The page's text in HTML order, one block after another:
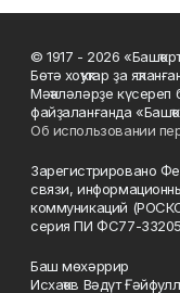
© 1917 - 2026
Бөтә хоҡуҡтар ҙа
Мәҡәләләрҙе күсереп
файҙаланғанда
Об использовании
Зарегистрировано
связи,
коммуникаций
серия ПИ ФС77-33205
Баш мөхәррир
Исхаҡов Вәдүт